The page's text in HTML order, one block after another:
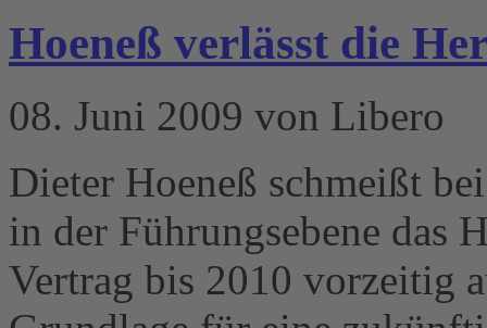
Hoeneß verlässt die
08. Juni 2009 von Libero
Dieter Hoeneß schmeißt
in der Führungsebene das
Vertrag bis 2010 vorzeitig